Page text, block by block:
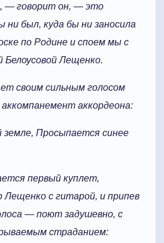
— говорит он, — это
ни был, куда бы ни заносила
по Родине и споем мы с
Белоусовой Лещенко.
своим сильным голосом
аккордеона:
земле, Просыпается синее
первый куплет,
с гитарой, и припев
— поют задушевно, с
страданием: